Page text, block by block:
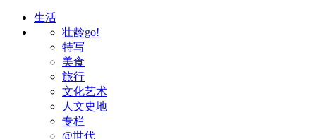
生活
壮龄go!
特写
美食
旅行
文化艺术
人文史地
专栏
@世代